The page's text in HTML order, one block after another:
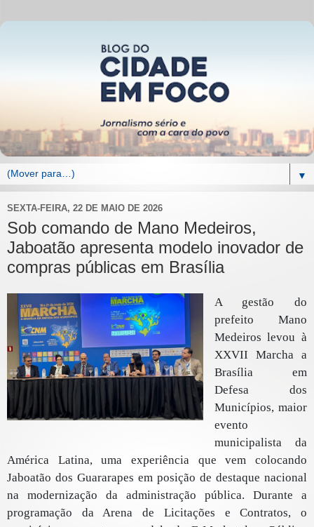
▼
SEXTA-FEIRA, 22 DE MAIO DE 2026
Sob comando de Mano Medeiros,
Jaboatão apresenta modelo inovador de
compras públicas em Brasília
A gestão do
prefeito Mano
Medeiros levou à
XXVII Marcha a
Brasília em
Defesa dos
Municípios, maior
evento
municipalista da
América Latina, uma experiência que vem colocando
Jaboatão dos Guararapes em posição de destaque nacional
na modernização da administração pública. Durante a
programação da Arena de Licitações e Contratos, o